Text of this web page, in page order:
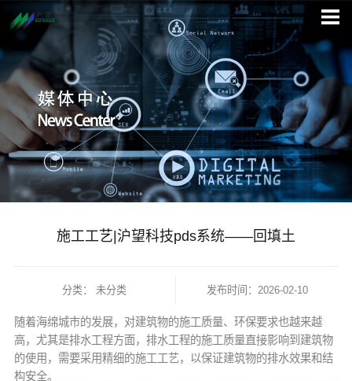
施工工艺|沪望科技pds系统——回填土
分类： 未分类 发布时间：2026-02-10
随着海绵城市的发展，对建筑物的施工质量、环保要求也越来越
高，尤其是排水工程方面，排水工程的施工质量直接影响到建筑物
的使用，需要采用精细的施工工艺，以保证建筑物的排水效果和结
构安全。